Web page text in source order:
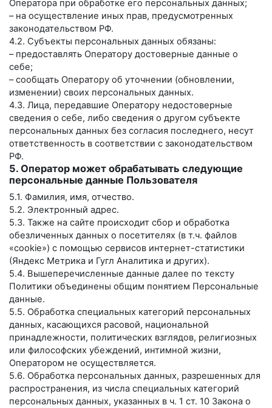
Оператора при обработке его персональных данных;
– на осуществление иных прав, предусмотренных
законодательством РФ.
4.2. Субъекты персональных данных обязаны:
– предоставлять Оператору достоверные данные о
себе;
– сообщать Оператору об уточнении (обновлении,
изменении) своих персональных данных.
4.3. Лица, передавшие Оператору недостоверные
сведения о себе, либо сведения о другом субъекте
персональных данных без согласия последнего, несут
ответственность в соответствии с законодательством
РФ.
5. Оператор может обрабатывать следующие
персональные данные Пользователя
5.1. Фамилия, имя, отчество.
5.2. Электронный адрес.
5.3. Также на сайте происходит сбор и обработка
обезличенных данных о посетителях (в т.ч. файлов
«cookie») с помощью сервисов интернет-статистики
(Яндекс Метрика и Гугл Аналитика и других).
5.4. Вышеперечисленные данные далее по тексту
Политики объединены общим понятием Персональные
данные.
5.5. Обработка специальных категорий персональных
данных, касающихся расовой, национальной
принадлежности, политических взглядов, религиозных
или философских убеждений, интимной жизни,
Оператором не осуществляется.
5.6. Обработка персональных данных, разрешенных для
распространения, из числа специальных категорий
персональных данных, указанных в ч. 1 ст. 10 Закона о